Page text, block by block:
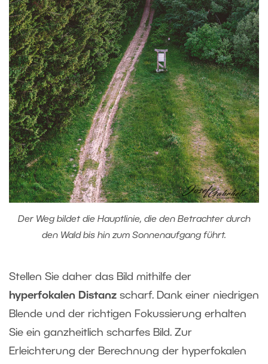
Der Weg bildet die Hauptlinie, die den Betrachter durch
den Wald bis hin zum Sonnenaufgang führt.
Stellen Sie daher das Bild mithilfe der
hyperfokalen Distanz scharf. Dank einer niedrigen
Blende und der richtigen Fokussierung erhalten
Sie ein ganzheitlich scharfes Bild. Zur
Erleichterung der Berechnung der hyperfokalen